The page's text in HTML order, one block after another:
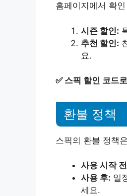
홈페이지에서 확
시즌 할인:
추천 할인:
요.
✅ 스픽 할인 코드
환불 정책
스픽의 환불 정책
사용 시작
사용 후: 일
세요.